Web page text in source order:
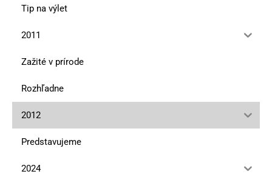
Tip na výlet
2011
Zažité v prírode
Rozhľadne
2012
Predstavujeme
2024